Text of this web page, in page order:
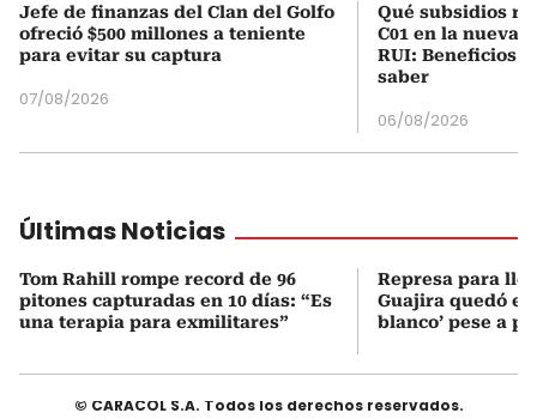
Jefe de finanzas del Clan del Golfo
ofreció $500 millones a teniente
para evitar su captura
07/08/2026
Qué subsidios
C01 en la nueva
RUI: Beneficios
saber
06/08/2026
Últimas Noticias
Tom Rahill rompe record de 96
pitones capturadas en 10 días: “Es
una terapia para exmilitares”
Represa para
Guajira quedó en
blanco’ pese a
© CARACOL S.A. Todos los derechos reservados.